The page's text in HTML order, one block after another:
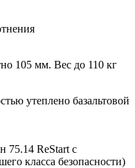
105 мм. Вес до 110 кг
утеплено базальтовой
75.14 ReStart с
класса безопасности)